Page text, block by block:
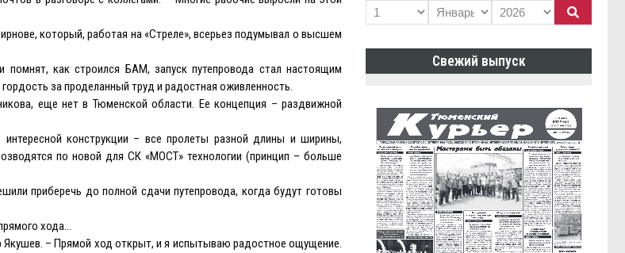
который, работая на «Стреле», всерьез подумывал о высшем
как строился БАМ, запуск путепровода стал настоящим
за проделанный труд и радостная оживленность.
еще нет в Тюменской области. Ее концепция – раздвижной
конструкции – все пролеты разной длины и ширины,
по новой для СК «МОСТ» технологии (принцип – больше
приберечь до полной сдачи путепровода, когда будут готовы
хода…
Якушев. – Прямой ход открыт, и я испытываю радостное ощущение.
Свежий выпуск